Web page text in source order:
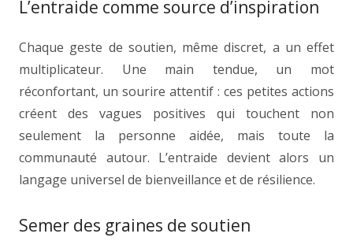
L’entraide comme source d’inspiration
Chaque geste de soutien, même discret, a un effet
multiplicateur. Une main tendue, un mot
réconfortant, un sourire attentif : ces petites actions
créent des vagues positives qui touchent non
seulement la personne aidée, mais toute la
communauté autour. L’entraide devient alors un
langage universel de bienveillance et de résilience.
Semer des graines de soutien